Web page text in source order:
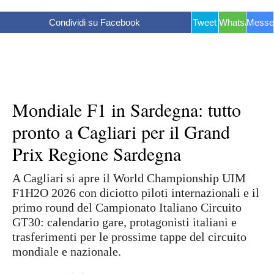
Condividi su Facebook Tweet WhatsApp
Mondiale F1 in Sardegna: tutto
pronto a Cagliari per il Grand
Prix Regione Sardegna
A Cagliari si apre il World Championship UIM
F1H2O 2026 con diciotto piloti internazionali e il
primo round del Campionato Italiano Circuito
GT30: calendario gare, protagonisti italiani e
trasferimenti per le prossime tappe del circuito
mondiale e nazionale.